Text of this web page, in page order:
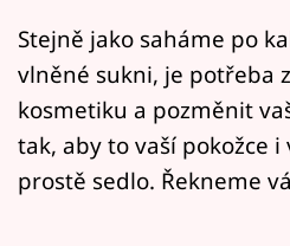
Mámy sobě
Přihlášení
Sledujte nás
Stejně jako saháme po
vlněné sukni, je potřeba
kosmetiku a pozměnit
tak, aby to vaší pokožce
prostě sedlo. Řekneme